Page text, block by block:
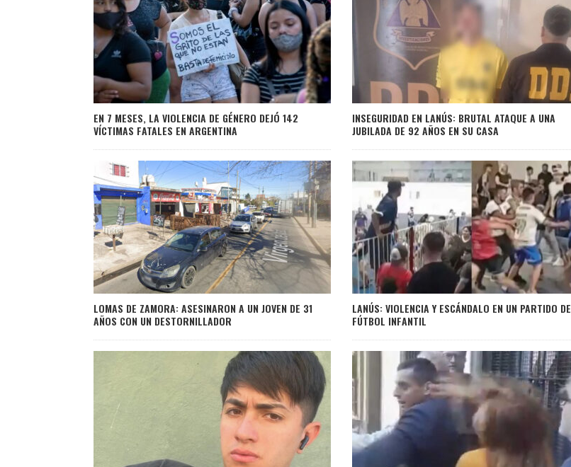
EN 7 MESES, LA VIOLENCIA DE GÉNERO DEJÓ 142
VÍCTIMAS FATALES EN ARGENTINA
INSEGURIDAD EN LANÚS: BRUTAL ATAQUE A UNA
JUBILADA DE 92 AÑOS EN SU CASA
LOMAS DE ZAMORA: ASESINARON A UN JOVEN DE 31
AÑOS CON UN DESTORNILLADOR
LANÚS: VIOLENCIA Y ESCÁNDALO EN UN PARTIDO DE
FÚTBOL INFANTIL